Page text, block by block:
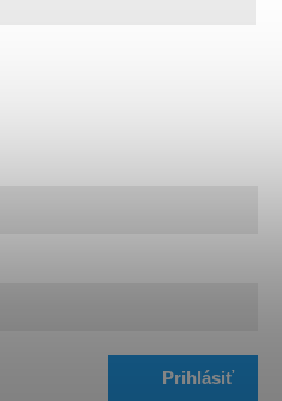
Prihlásiť